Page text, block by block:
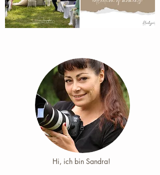
Hi, ich bin Sandra! ​